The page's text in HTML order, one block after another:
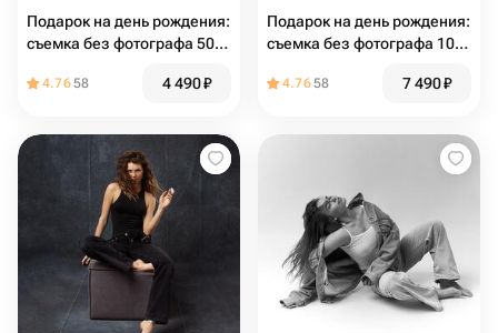
Подарок на день рождения:
съемка без фотографа 50
4.7658 4 490₽
Подарок на день рождения:
съемка без фотографа 100
4.7658 7 490₽